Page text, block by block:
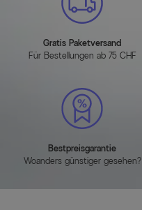
Attribute
Hauptfarbe
Farbe der Sitz-/Liegefläche
Farbe der Tischplatte
Gratis Paketversand
Für Bestellungen ab 75 CHF
Bestpreisgarantie
Woanders günstiger gesehen?